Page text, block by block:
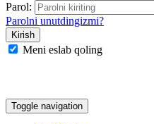
Parol:
Parolni unutdingizmi?
Meni eslab qoling
Toggle navigation